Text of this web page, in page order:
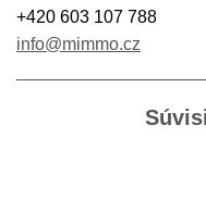
+420 603 107 788
info@mimmo.cz